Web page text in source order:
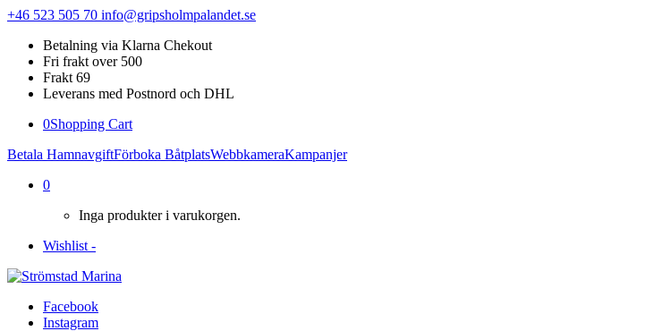
+46 523 505 70 info@gripsholmpalandet.se
Betalning via Klarna Chekout
Fri frakt over 500
Frakt 69
Leverans med Postnord och DHL
0Shopping Cart
Betala HamnavgiftFörboka BåtplatsWebbkameraKampanjer
0
Inga produkter i varukorgen.
Wishlist -
Facebook
Instagram